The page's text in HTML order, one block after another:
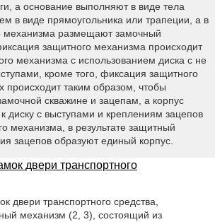
а основание выполняют в виде тела
в виде прямоугольника или трапеции, а в
механизма размещают замочный
защитного механизма происходит
механизма с использованием диска с не
кроме того, фиксация защитного
происходит таким образом, чтобы
скважине и зацепам, а корпус
диску с выступами и креплениям зацепов
механизма, в результате защитный
зацепов образуют единый корпус.
двери транспортного
двери транспортного средства,
механизм (2, 3), состоящий из